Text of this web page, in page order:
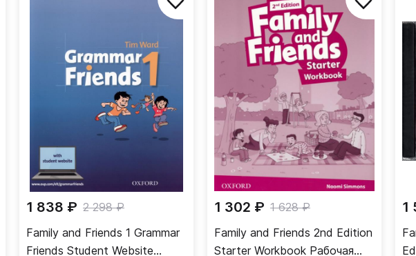
1 838 ₽ 2 298 ₽
Family and Friends 1 Grammar
Friends Student Website
1 302 ₽ 1 628 ₽
Family and Friends 2nd Edition
Starter Workbook Рабочая
1